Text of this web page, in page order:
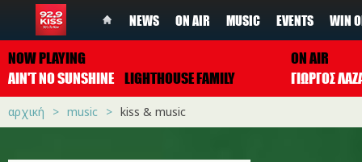
NEWS ON AIR MUSIC EVENTS WIN
NOW PLAYING
AIN'T NO SUNSHINE LIGHTHOUSE FAMILY
ON AIR
ΓΙΩΡΓΟΣ
αρχική music kiss & music